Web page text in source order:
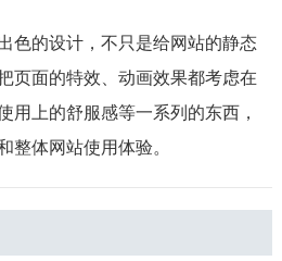
色的设计，不只是给网站的静态
页面的特效、动画效果都考虑在
用上的舒服感等一系列的东西，
整体网站使用体验。